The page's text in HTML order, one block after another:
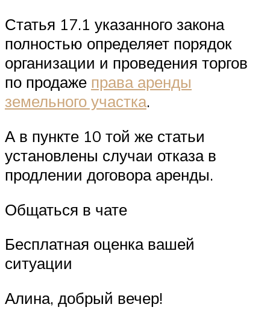
Статья 17.1 указанного закона
полностью определяет порядок
организации и проведения торгов
по продаже права аренды
земельного участка.
А в пункте 10 той же статьи
установлены случаи отказа в
продлении договора аренды.
Общаться в чате
Бесплатная оценка вашей
ситуации
Алина, добрый вечер!